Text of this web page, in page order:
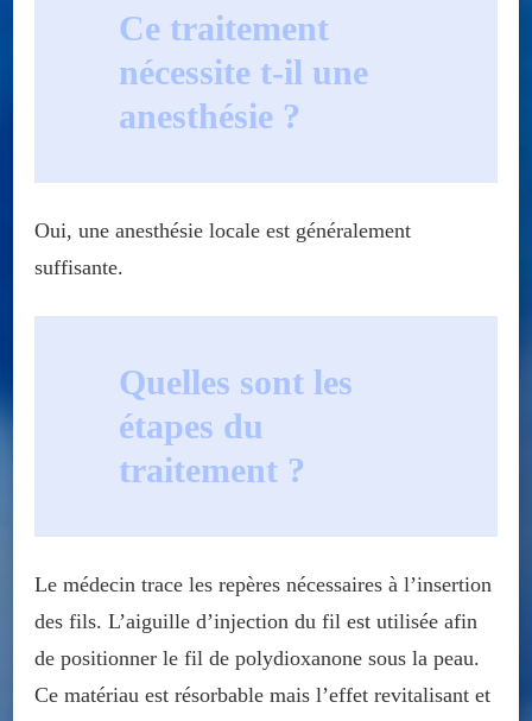
Ce traitement
nécessite t-il une
anesthésie ?
Oui, une anesthésie locale est généralement
suffisante.
Quelles sont les
étapes du
traitement ?
Le médecin trace les repères nécessaires à l’insertion
des fils. L’aiguille d’injection du fil est utilisée afin
de positionner le fil de polydioxanone sous la peau.
Ce matériau est résorbable mais l’effet revitalisant et